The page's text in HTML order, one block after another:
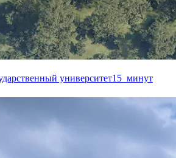
университет15 минут